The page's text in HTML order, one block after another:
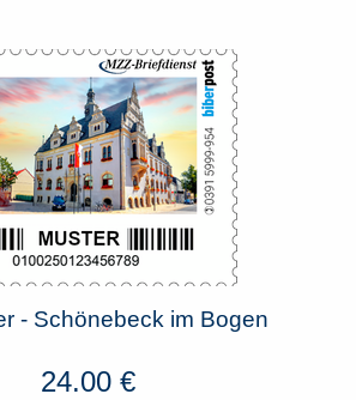
- Schönebeck im Bogen
24.00 €